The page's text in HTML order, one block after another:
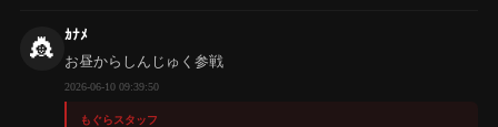
👸
ｶﾅﾒ
お昼からしんじゅく参戦
2026-06-10 09:39:50
もぐらスタッフ